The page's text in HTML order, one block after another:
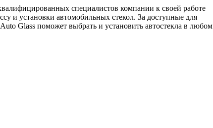
специалистов компании к своей работе
и установки автомобильных стекол. За доступные для
Glass поможет выбрать и установить автостекла в любом